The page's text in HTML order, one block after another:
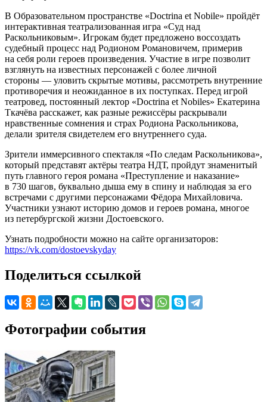
В Образовательном пространстве «Doctrina et Nobile» пройдёт
интерактивная театрализованная игра «Суд над
Раскольниковым». Игрокам будет предложено воссоздать
судебный процесс над Родионом Романовичем, примерив
на себя роли героев произведения. Участие в игре позволит
взглянуть на известных персонажей с более личной
стороны — уловить скрытые мотивы, рассмотреть внутренние
противоречия и неожиданное в их поступках. Перед игрой
театровед, постоянный лектор «Doctrina et Nobiles» Екатерина
Ткачёва расскажет, как разные режиссёры раскрывали
нравственные сомнения и страх Родиона Раскольникова,
делали зрителя свидетелем его внутреннего суда.
Зрители иммерсивного спектакля «По следам Раскольникова»,
который представят актёры театра НДТ, пройдут знаменитый
путь главного героя романа «Преступление и наказание»
в 730 шагов, буквально дыша ему в спину и наблюдая за его
встречами с другими персонажами Фёдора Михайловича.
Участники узнают историю домов и героев романа, многое
из петербургской жизни Достоевского.
Узнать подробности можно на сайте организаторов:
https://vk.com/dostoevskyday
Поделиться ссылкой
Фотографии события